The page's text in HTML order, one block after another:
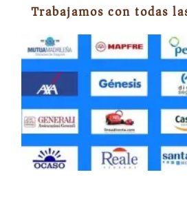
Trabajamos con todas